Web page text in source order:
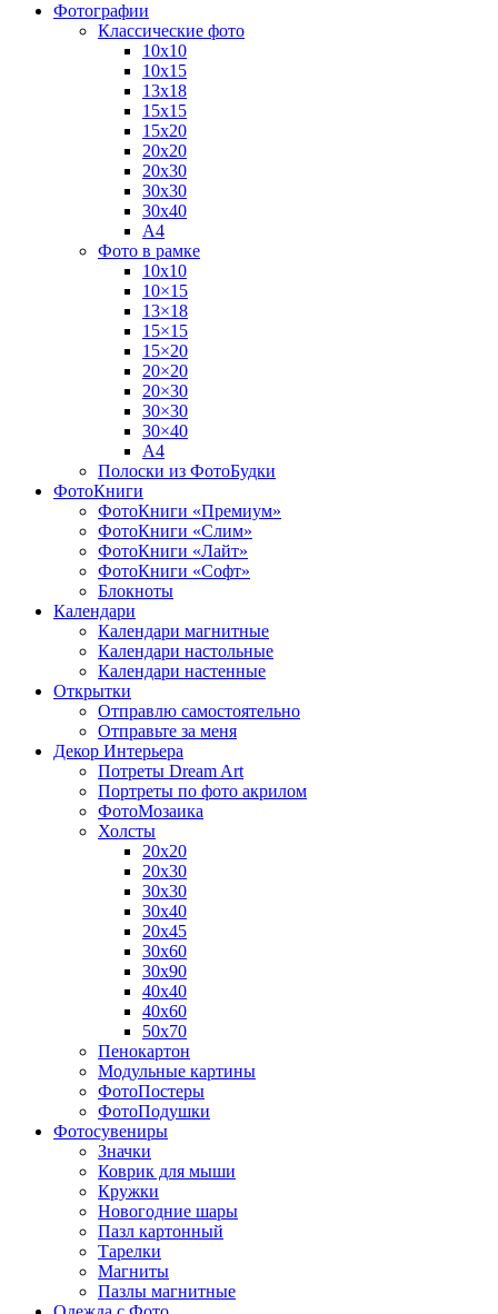
Фотографии
Классические фото
10х10
10х15
13х18
15х15
15х20
20х20
20х30
30х30
30х40
А4
Фото в рамке
10х10
10×15
13×18
15×15
15×20
20×20
20×30
30×30
30×40
A4
Полоски из ФотоБудки
ФотоКниги
ФотоКниги «Премиум»
ФотоКниги «Слим»
ФотоКниги «Лайт»
ФотоКниги «Софт»
Блокноты
Календари
Календари магнитные
Календари настольные
Календари настенные
Открытки
Отправлю самостоятельно
Отправьте за меня
Декор Интерьера
Потреты Dream Art
Портреты по фото акрилом
ФотоМозаика
Холсты
20х20
20х30
30х30
30х40
20х45
30х60
30х90
40х40
40х60
50х70
Пенокартон
Модульные картины
ФотоПостеры
ФотоПодушки
Фотоcувениры
Значки
Коврик для мыши
Кружки
Новогодние шары
Пазл картонный
Тарелки
Магниты
Пазлы магнитные